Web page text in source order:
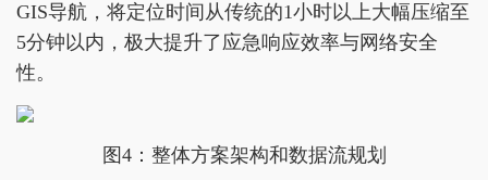
GIS导航，将定位时间从传统的1小时以上大幅压缩至
5分钟以内，极大提升了应急响应效率与网络安全
性。
图4：整体方案架构和数据流规划